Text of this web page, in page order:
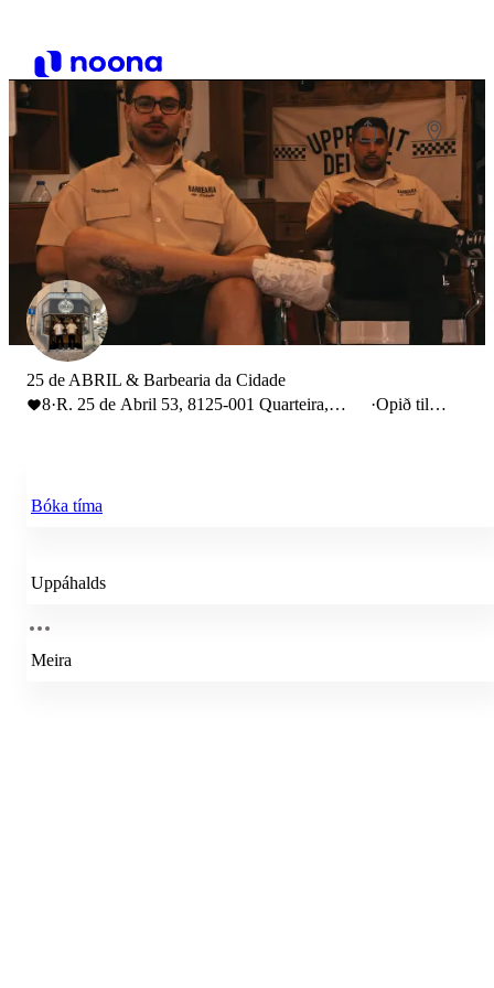
25 de ABRIL & Barbearia da Cidade
8·R. 25 de Abril 53, 8125-001 Quarteira,
·Opið til
Bóka tíma
Uppáhalds
Meira